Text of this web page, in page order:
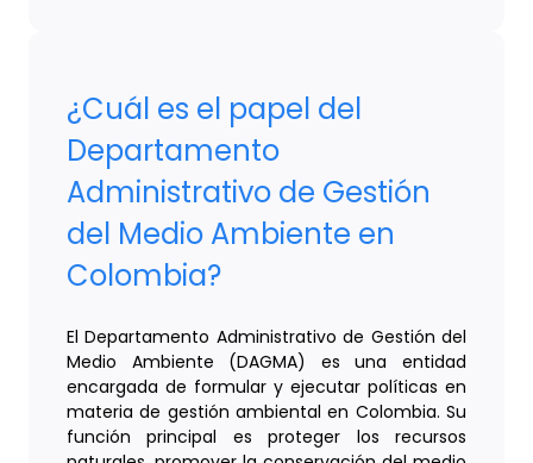
¿Cuál es el papel del
Departamento
Administrativo de Gestión
del Medio Ambiente en
Colombia?
El Departamento Administrativo de Gestión del
Medio Ambiente (DAGMA) es una entidad
encargada de formular y ejecutar políticas en
materia de gestión ambiental en Colombia. Su
función principal es proteger los recursos